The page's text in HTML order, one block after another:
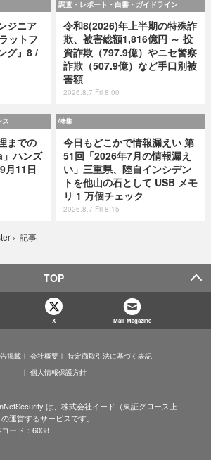
ジニア
ットフ
グ』8 /
調査・レポート・白書・ガイドライン
令和8(2026)年上半期の特殊詐
欺、被害総額1,816億円 ～ 投
資詐欺（797.9億）やニセ警察
詐欺（507.9億）など手口別被
害額
2026.8.7 Fri 8:00
ス
までの
ハンズ
月11日
特集
今日もどこかで情報漏えい 第
51回「2026年7月の情報漏え
い」三重県、陸自インシデン
トを他山の石として USB メモ
リ 1 万個チェック
2026.8.7 Fri 8:15
› 記事
TOP
X Mail Magazine
掲載 会社概要
特定商取引法に基づく表記
個人情報保護方針
は、株式会社イード（東証グロース上
運営するサービスです。
ード：6038